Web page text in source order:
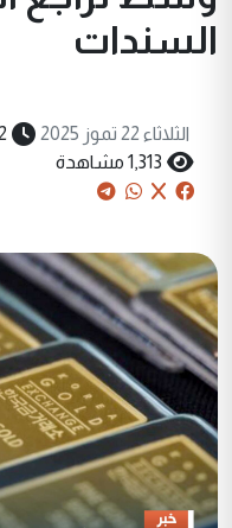
السندات
الثلاثاء 22 تموز 2025 2
1,313 مشاهدة